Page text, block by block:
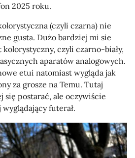
2025 roku.
(czyli czarna) nie
gusta. Dużo bardziej mi sie
czyli czarno-biały,
aparatów analogowych.
etui natomiast wygląda jak
za grosze na Temu. Tutaj
się postarać, ale oczywiście
futerał.